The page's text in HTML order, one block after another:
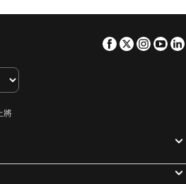
Four Points by Sheraton Boracay
Boracay Haven Suites
Facebook
Twitter
將